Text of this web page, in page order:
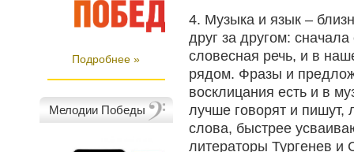
Подробнее »
Мелодии Победы
4. Музыка и язык –
друг за другом:
словесная речь, и в
рядом. Фразы и
восклицания есть и в
лучше говорят и пишут,
слова, быстрее
литераторы Тургенев и